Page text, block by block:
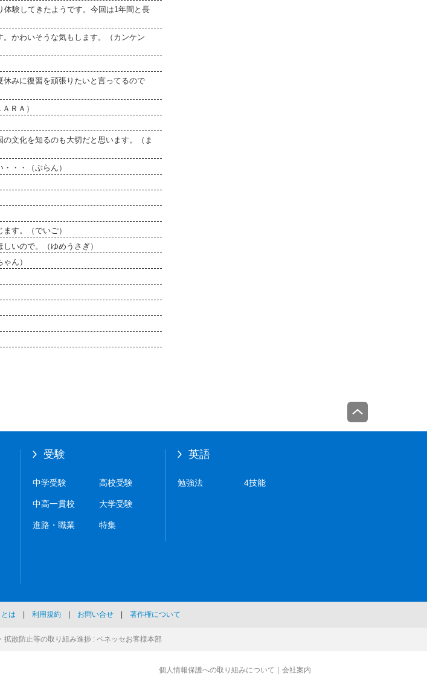
験してきたようです。今回は1年間と長
かわいそうな気もします。（カンケン
みに復習を頑張りたいと言ってるので
ＲＡ）
文化を知るのも大切だと思います。（ま
・・（ぶらん）
す。（でいご）
いので。（ゆめうさぎ）
ん）
受験
中学受験 高校受験
中高一貫校 大学受験
進路・職業 特集
英語
勉強法 4技能
は 利用規約 お問い合せ 著作権について
拡散防止等の取り組み進捗 : ベネッセお客様本部
個人情報保護への取り組みについて 会社案内